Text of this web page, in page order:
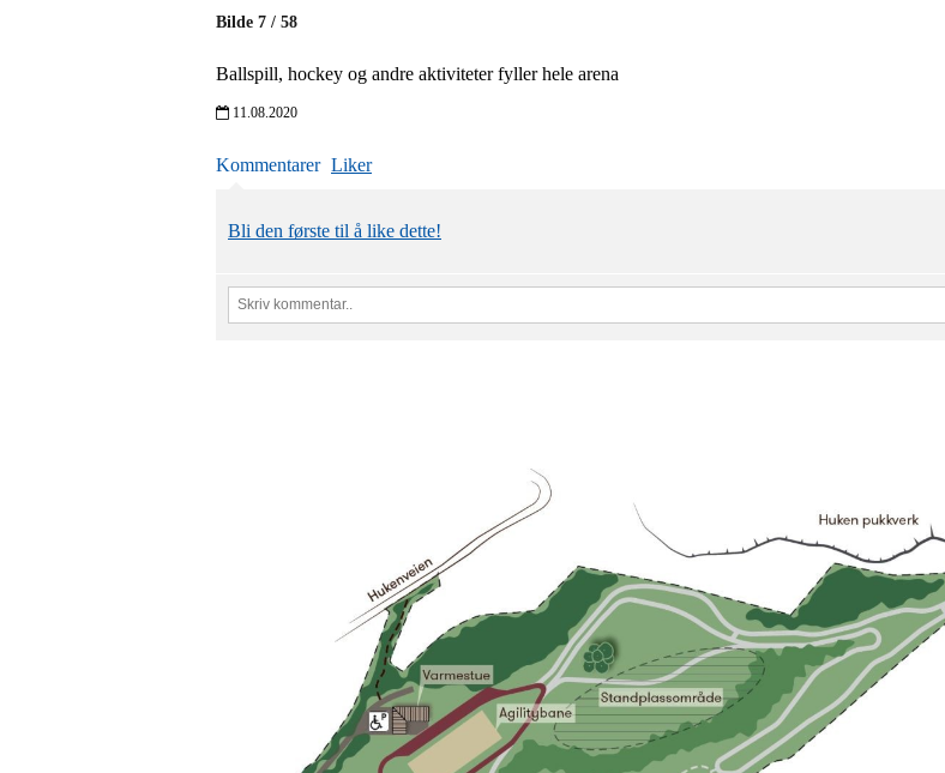
Bilde 7 / 58
Ballspill, hockey og andre aktiviteter fyller hele arena
11.08.2020
Kommentarer Liker
Bli den første til å like dette!